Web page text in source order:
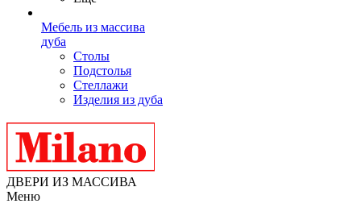
Мебель из массива
дуба
Столы
Подстолья
Стеллажи
Изделия из дуба
ДВЕРИ ИЗ МАССИВА
Меню